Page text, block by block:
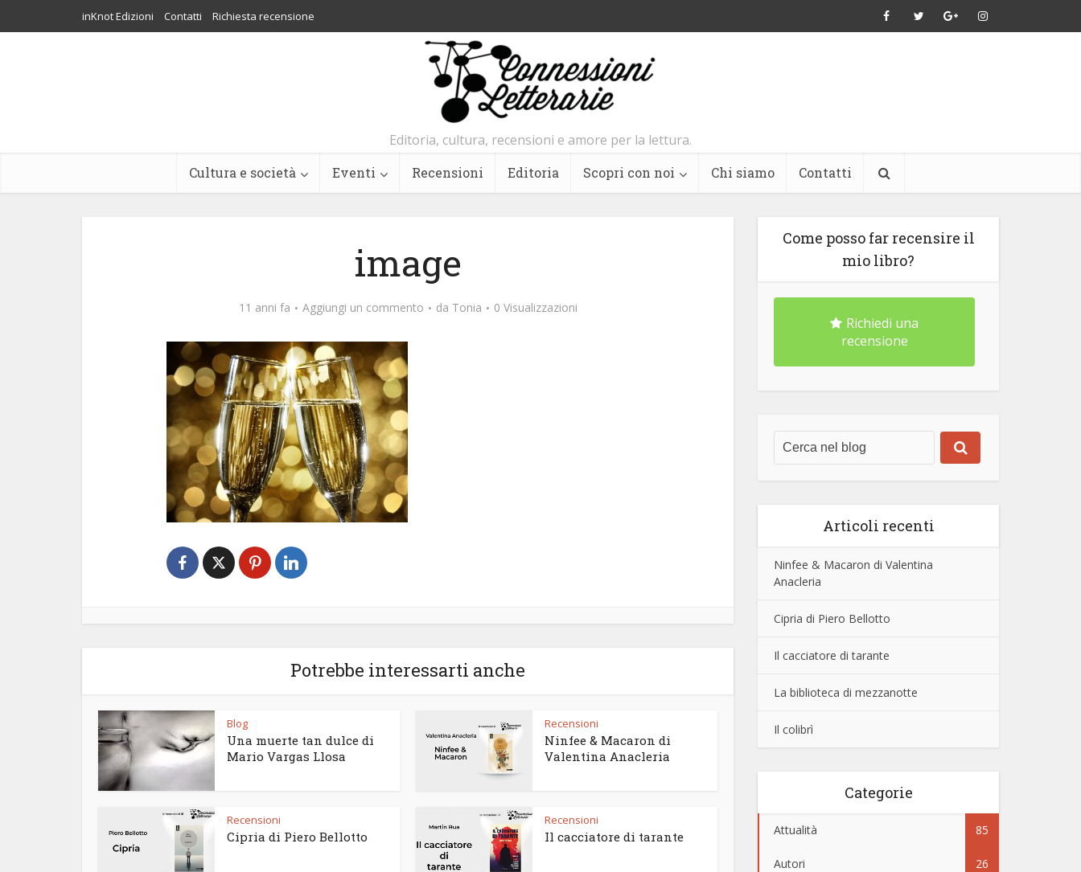
inKnot Edizioni Contatti Richiesta recensione
Editoria, cultura, recensioni e amore per la lettura.
Cultura e società Eventi Recensioni Editoria Scopri con noi Chi siamo Contatti
image
11 anni fa Aggiungi un commento da Tonia 0 Visualizzazioni
Potrebbe interessarti anche
Blog
Una muerte tan dulce di
Mario Vargas Llosa
Recensioni
Ninfee & Macaron di
Valentina Anacleria
Recensioni
Cipria di Piero Bellotto
Recensioni
Il cacciatore di tarante
Come posso far recensire il
mio libro?
Richiedi una
recensione
Articoli recenti
Ninfee & Macaron di Valentina
Anacleria
Cipria di Piero Bellotto
Il cacciatore di tarante
La biblioteca di mezzanotte
Il colibrì
Categorie
Attualità 85
Autori 26